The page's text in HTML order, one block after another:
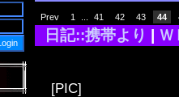
Prev 1 41 42 43 44
日記::携帯より Ｗ
[PIC]